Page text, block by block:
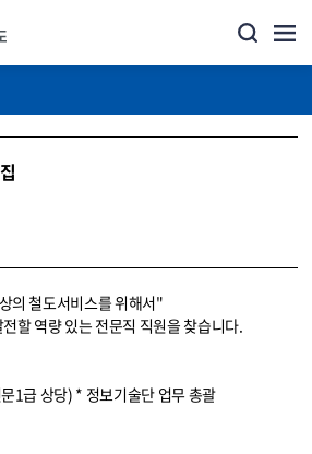
의 철도서비스를 위해서"
할 역량 있는 전문직 직원을 찾습니다.
1급 상당) * 정보기술단 업무 총괄